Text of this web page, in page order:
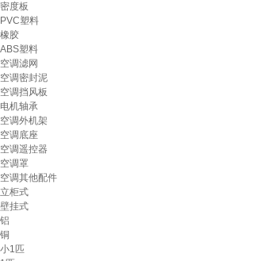
密度板
PVC塑料
橡胶
ABS塑料
空调滤网
空调密封泥
空调挡风板
电机轴承
空调外机架
空调底座
空调遥控器
空调罩
空调其他配件
立柜式
壁挂式
铝
铜
小1匹